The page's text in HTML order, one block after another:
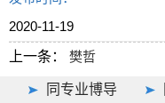
2020-11-19
上一条：
樊哲
同专业博导